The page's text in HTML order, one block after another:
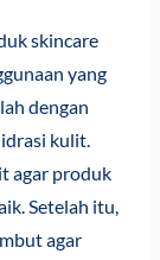
skincare
yang
dengan
kulit.
agar produk
Setelah itu,
agar